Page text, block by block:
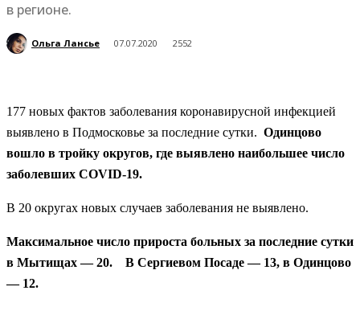
в регионе.
Ольга Лансье 07.07.2020 2552
177 новых фактов заболевания коронавирусной инфекцией
выявлено в Подмосковье за последние сутки. Одинцово
вошло в тройку округов, где выявлено наибольшее число
заболевших COVID-19.
В 20 округах новых случаев заболевания не выявлено.
Максимальное число прироста больных за последние сутки
в Мытищах — 20. В Сергиевом Посаде — 13, в Одинцово
— 12.